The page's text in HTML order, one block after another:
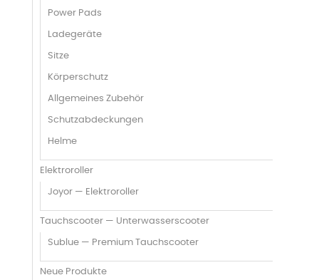
Power Pads
Ladegeräte
Sitze
Körperschutz
Allgemeines Zubehör
Schutzabdeckungen
Helme
Elektroroller
Joyor — Elektroroller
Tauchscooter — Unterwasserscooter
Sublue — Premium Tauchscooter
Neue Produkte